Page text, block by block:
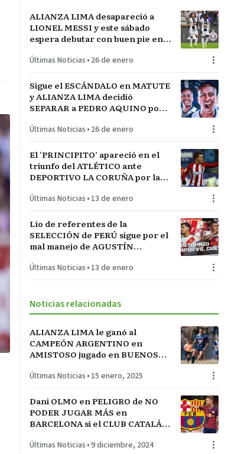
ALIANZA LIMA desapareció a
LIONEL MESSI y este sábado
espera debutar con buen pie en
Últimas Noticias • 26 de enero
Sigue el ESCÁNDALO en MATUTE
y ALIANZA LIMA decidió
SEPARAR a PEDRO AQUINO por
MONTEVIDEO
Últimas Noticias • 26 de enero
El ‘PRINCIPITO’ apareció en el
triunfo del ATLÉTICO ante
DEPORTIVO LA CORUÑA por la
Últimas Noticias • 13 de enero
Lío de referentes de la
SELECCIÓN de PERÚ sigue por el
mal manejo de AGUSTÍN
FEDERACIÓN PERUANA de
Últimas Noticias • 13 de enero
Noticias relacionadas
ALIANZA LIMA le ganó al
CAMPEÓN ARGENTINO en
AMISTOSO jugado en BUENOS
para el equipo de GOROSITO que
‘V’ azulada
Últimas Noticias • 15 enero, 2025
Dani OLMO en PELIGRO de NO
PODER JUGAR MÁS en
BARCELONA si el CLUB CATALÁN
SOLVENTAR su INCORPORACIÓN
Últimas Noticias •9 diciembre, 2024